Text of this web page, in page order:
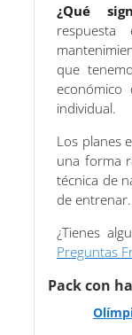
¿Qué
que
individual.
Los planes
una forma
técnica de
de entrenar.
¿Tienes
Preguntas
Pack con